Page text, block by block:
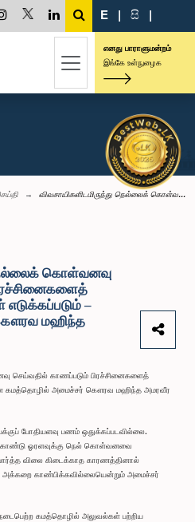
E | සි |
எனது பாராளுமன்றம்
இங்கே உள்நுழைக
விவசாயிகளிடமிருந்து நெல்லைக் கொள்வ...
கொள்வனவு
–
மஹிந்த
செய்வதில் காணப்படும் பிரச்சினைகளைத்
என கமத்தொழில் அமைச்சர் கௌரவ மஹிந்த அமரவீர
போதியளவு பணம் ஒதுக்கப்படவில்லை.
கொண்டு ஓரளவுக்கு நெல் கொள்வனவை
விலை கிடைக்காத காரணத்தினால்
அக்கறை காண்பிக்கவில்லையென்றும் அமைச்சர்
கமத்தொழில் அலுவல்கள் பற்றிய